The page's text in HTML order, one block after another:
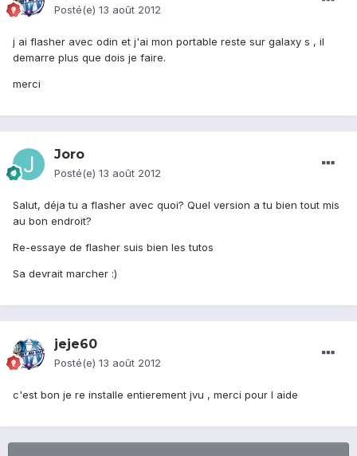
Posté(e) 13 août 2012
j ai flasher avec odin et j'ai mon portable reste sur galaxy s , il
demarre plus que dois je faire.
merci
Joro
Posté(e) 13 août 2012
Salut, déja tu a flasher avec quoi? Quel version a tu bien tout mis
au bon endroit?
Re-essaye de flasher suis bien les tutos
Sa devrait marcher :)
jeje60
Posté(e) 13 août 2012
c'est bon je re installe entierement jvu , merci pour l aide